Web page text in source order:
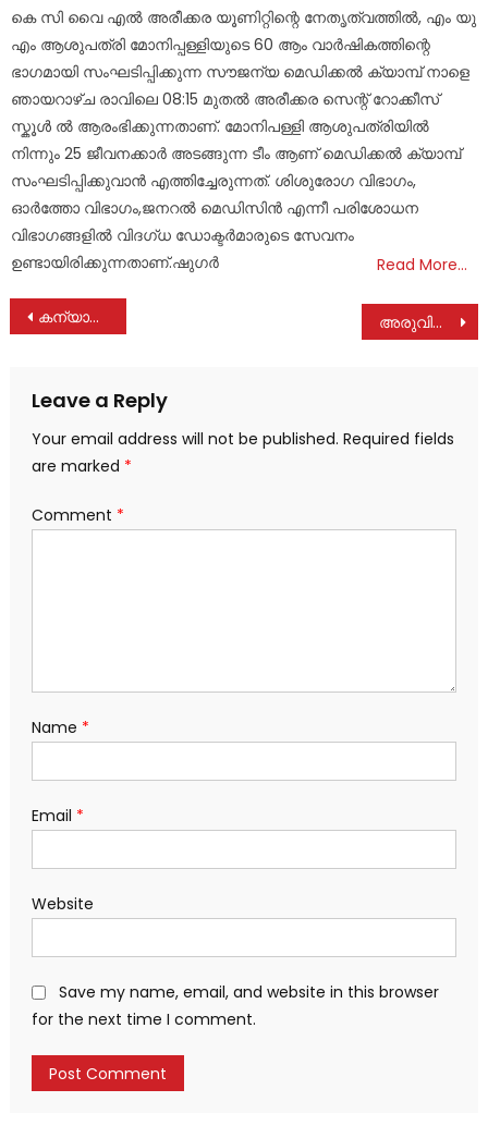
കെ സി വൈ എൽ അരീക്കര യൂണിറ്റിന്റെ നേതൃത്വത്തിൽ, എം യു
എം ആശുപത്രി മോനിപ്പള്ളിയുടെ 60 ആം വാർഷികത്തിന്റെ
ഭാഗമായി സംഘടിപ്പിക്കുന്ന സൗജന്യ മെഡിക്കൽ ക്യാമ്പ് നാളെ
ഞായറാഴ്ച രാവിലെ 08:15 മുതൽ അരീക്കര സെന്റ് റോക്കീസ്
സ്കൂൾ ൽ ആരംഭിക്കുന്നതാണ്. മോനിപള്ളി ആശുപത്രിയിൽ
നിന്നും 25 ജീവനക്കാർ അടങ്ങുന്ന ടീം ആണ് മെഡിക്കൽ ക്യാമ്പ്
സംഘടിപ്പിക്കുവാൻ എത്തിച്ചേരുന്നത്. ശിശുരോഗ വിഭാഗം,
ഓർത്തോ വിഭാഗം,ജനറൽ മെഡിസിൻ എന്നീ പരിശോധന
വിഭാഗങ്ങളിൽ വിദഗ്ധ ഡോക്ടർമാരുടെ സേവനം
ഉണ്ടായിരിക്കുന്നതാണ്.ഷുഗർ
Read More…
Post
കന്യാസ്ത്രീയുടെ കൊലപാതകം; ആദ്യം പരാതി ഉന്നയിച്ചത് ആക്ഷൻ കൗൺസിൽ അരുവിത്തുറ തിരുനാൾ ;അവലോകന യോഗം ചേർന്നു
Leave a Reply
Your email address will not be published. Required fields
are marked *
Comment *
Name *
Email *
Website
Save my name, email, and website in this browser
for the next time I comment.